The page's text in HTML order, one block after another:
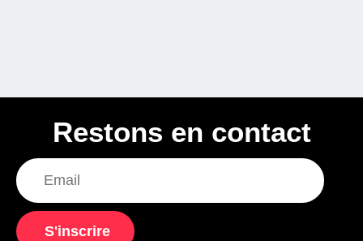
Restons en contact
S'inscrire